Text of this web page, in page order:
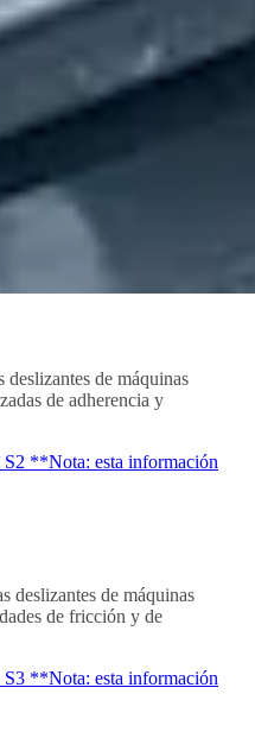
de máquinas
de adherencia y
**Nota: esta información
deslizantes de máquinas
de fricción y de
**Nota: esta información